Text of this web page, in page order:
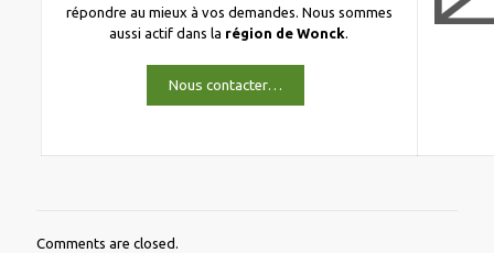
répondre au mieux à vos demandes. Nous sommes
aussi actif dans la région de Wonck.
Nous contacter…
Comments are closed.